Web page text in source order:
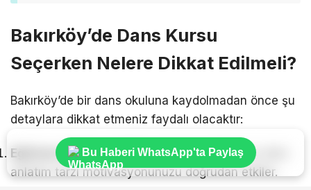
Bakırköy’de Dans Kursu
Seçerken Nelere Dikkat Edilmeli?
Bakırköy’de bir dans okuluna kaydolmadan önce şu
detaylara dikkat etmeniz faydalı olacaktır:
Eğitmen Kadrosu:Eğitmenlerin tecrübesi ve ders
anlatım tarzı motivasyonunuzu doğrudan etkiler.
Bu Haberi WhatsApp'ta Paylaş